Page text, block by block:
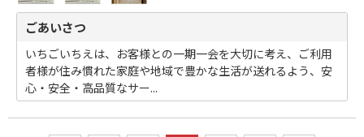
ごあいさつ
いちごいちえは、お客様との一期一会を大切に考え、ご利用
者様が住み慣れた家庭や地域で豊かな生活が送れるよう、安
心・安全・高品質なサー...